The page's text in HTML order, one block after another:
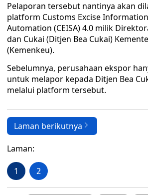
Pelaporan tersebut nantinya akan
platform Customs Excise
Automation (CEISA) 4.0 milik
dan Cukai (Ditjen Bea Cukai)
(Kemenkeu).
Sebelumnya, perusahaan ekspor
untuk melapor kepada Ditjen Bea
melalui platform tersebut.
Laman berikutnya
Laman:
1 2